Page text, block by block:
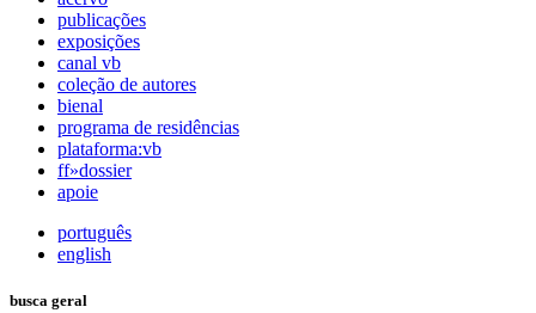
publicações
exposições
canal vb
coleção de autores
bienal
programa de residências
plataforma:vb
ff»dossier
apoie
português
english
busca geral